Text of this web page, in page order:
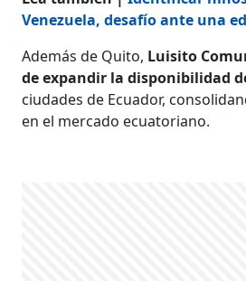
Venezuela, desafío ante una
Además de Quito, Luisito
de expandir la disponibilidad
ciudades de Ecuador,
en el mercado ecuatoriano.